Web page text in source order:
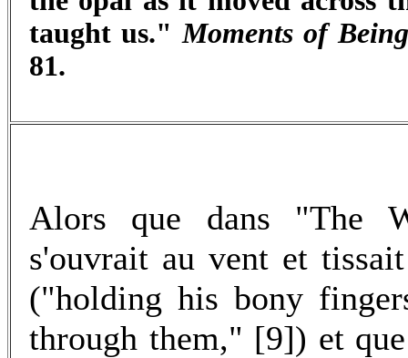
taught us."Moments of Being
81.
Alors que dans "The
s'ouvrait au vent et
("holding his bony
through them," [9]) et